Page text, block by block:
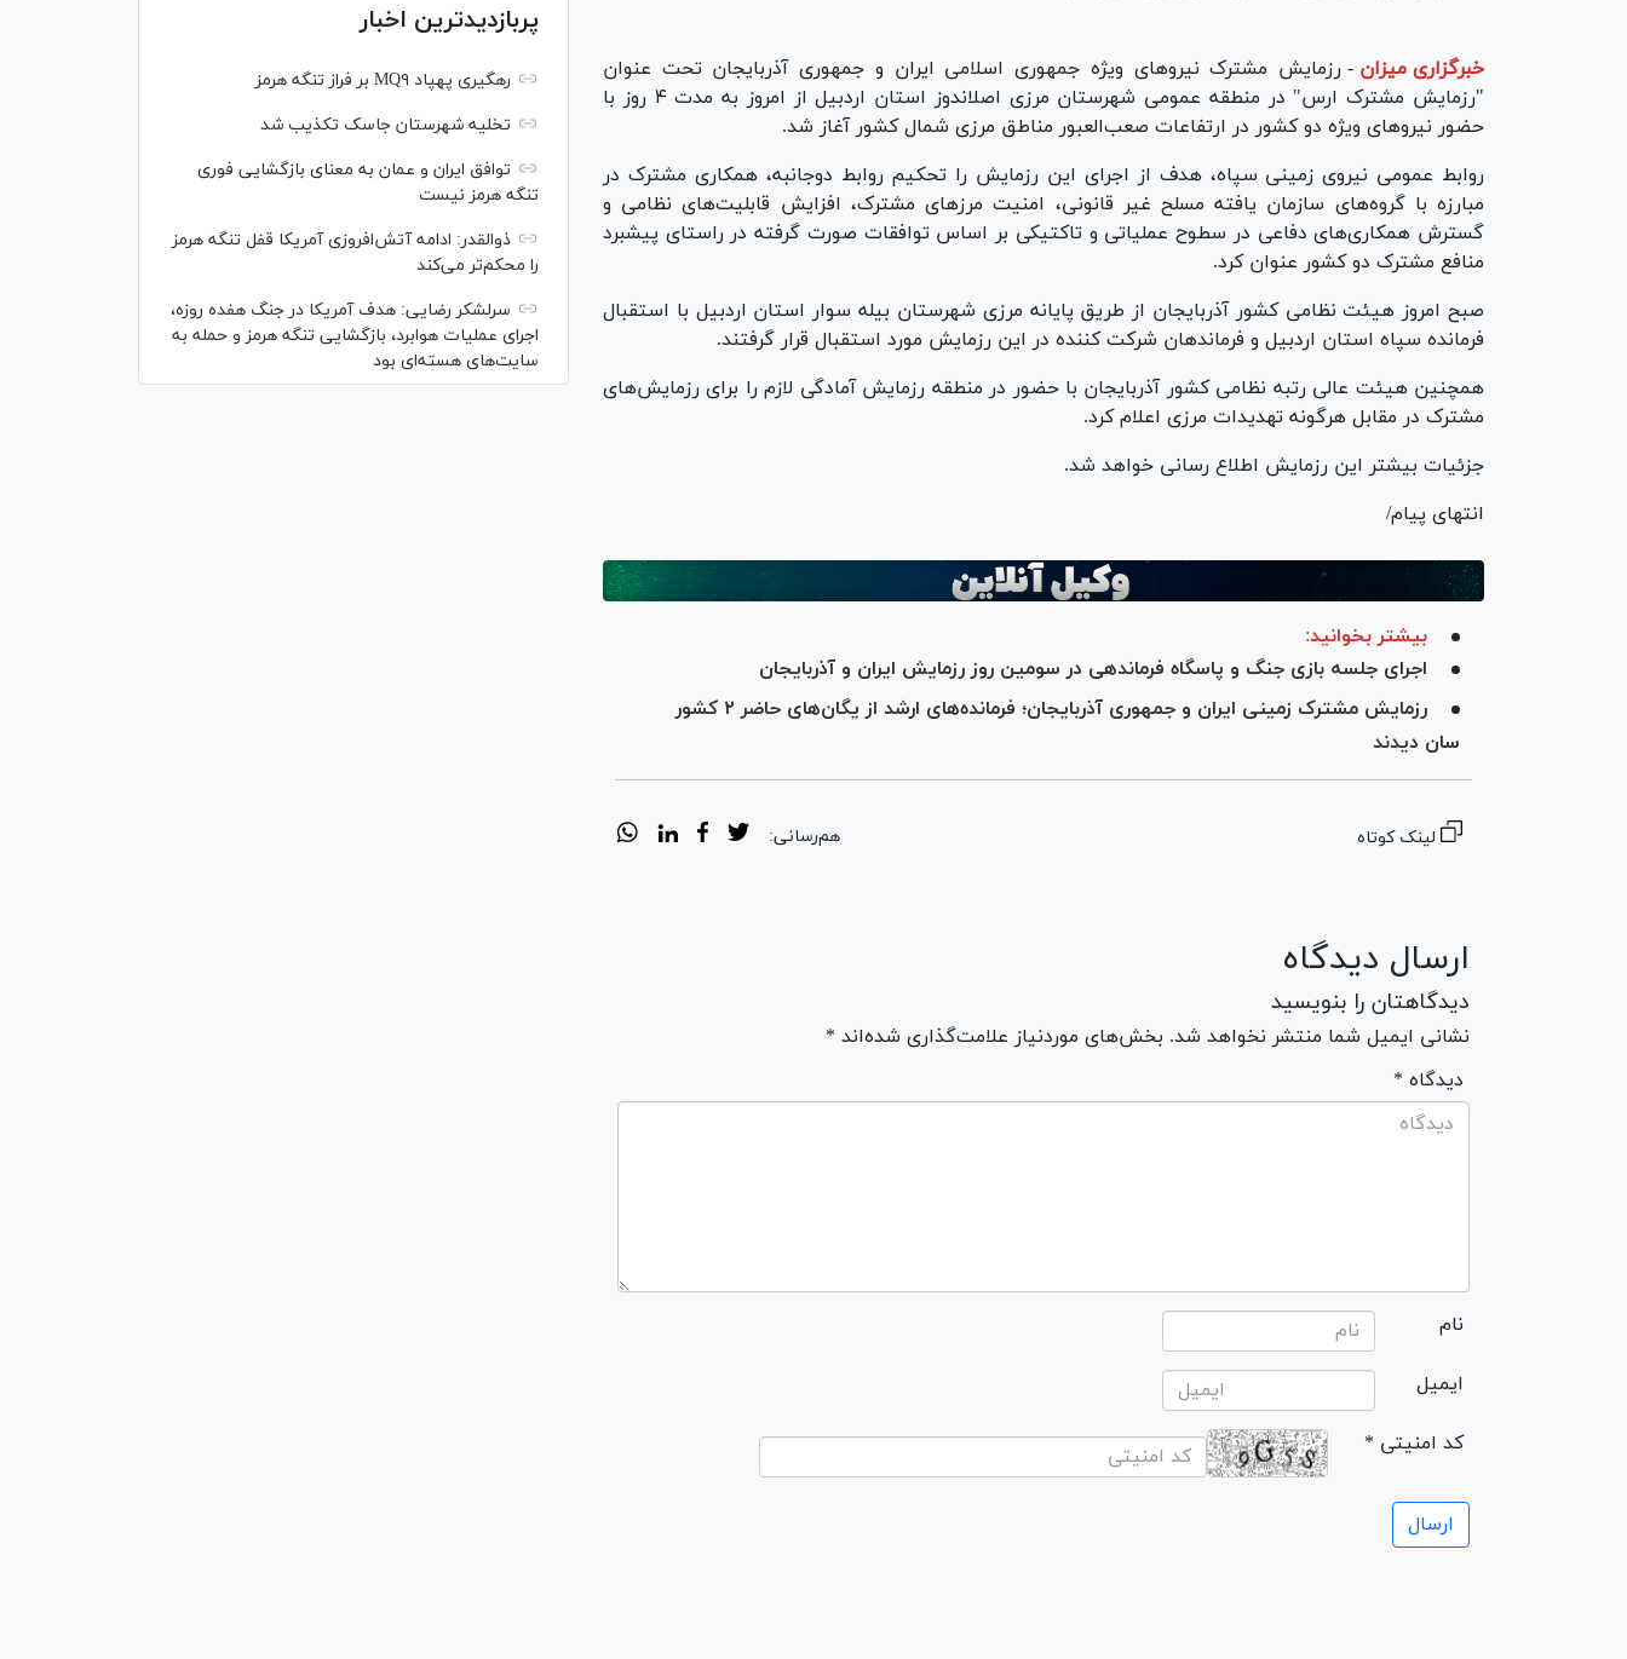
خبرگزاری میزان - رزمایش مشترک نیرو‌های ویژه جمهوری اسلامی ایران و جمهوری آذربایجان تحت عنوان
"رزمایش مشترک ارس" در منطقه عمومی شهرستان مرزی اصلاندوز استان اردبیل از امروز به مدت ۴ روز با
حضور نیرو‌های ویژه دو کشور در ارتفاعات صعب‌العبور مناطق مرزی شمال کشور آغاز شد.
روابط عمومی نیروی زمینی سپاه، هدف از اجرای این رزمایش را تحکیم روابط دوجانبه، همکاری مشترک در
مبارزه با گروه‌های سازمان یافته مسلح غیر قانونی، امنیت مرز‌های مشترک، افزایش قابلیت‌های نظامی و
گسترش همکاری‌های دفاعی در سطوح عملیاتی و تاکتیکی بر اساس توافقات صورت گرفته در راستای پیشبرد
منافع مشترک دو کشور عنوان کرد.
صبح امروز هیئت نظامی کشور آذربایجان از طریق پایانه مرزی شهرستان بیله سوار استان اردبیل با استقبال
فرمانده سپاه استان اردبیل و فرماندهان شرکت کننده در این رزمایش مورد استقبال قرار گرفتند.
همچنین هیئت عالی رتبه نظامی کشور آذربایجان با حضور در منطقه رزمایش آمادگی لازم را برای رزمایش‌های
مشترک در مقابل هرگونه تهدیدات مرزی اعلام کرد.
جزئیات بیشتر این رزمایش اطلاع رسانی خواهد شد.
انتهای پیام/
بیشتر بخوانید:
اجرای جلسه بازی جنگ و پاسگاه فرماندهی در سومین روز رزمایش ایران و آذربایجان
رزمایش مشترک زمینی ایران و جمهوری آذربایجان؛ فرمانده‌های ارشد از یگان‌های حاضر ۲ کشور
سان دیدند
لینک کوتاه هم‌رسانی:
ارسال دیدگاه
دیدگاهتان را بنویسید
نشانی ایمیل شما منتشر نخواهد شد. بخش‌های موردنیاز علامت‌گذاری شده‌اند *
* دیدگاه
نام
ایمیل
* کد امنیتی
پربازدیدترین اخبار
رهگیری پهپاد MQ۹ بر فراز تنگه هرمز
تخلیه شهرستان جاسک تکذیب شد
توافق ایران و عمان به معنای بازگشایی فوری
تنگه هرمز نیست
ذوالقدر: ادامه آتش‌افروزی آمریکا قفل تنگه هرمز
را محکم‌تر می‌کند
سرلشکر رضایی: هدف آمریکا در جنگ هفده روزه،
اجرای عملیات هوابرد، بازگشایی تنگه هرمز و حمله به
سایت‌های هسته‌ای بود